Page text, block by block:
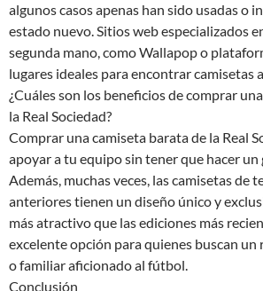
algunos casos apenas han sido usadas o
estado nuevo. Sitios web especializados
segunda mano, como Wallapop o
lugares ideales para encontrar camisetas
¿Cuáles son los beneficios de comprar
la Real Sociedad?
Comprar una camiseta barata de la Real
apoyar a tu equipo sin tener que hacer un
Además, muchas veces, las camisetas de
anteriores tienen un diseño único y
más atractivo que las ediciones más
excelente opción para quienes buscan un
o familiar aficionado al fútbol.
Conclusión